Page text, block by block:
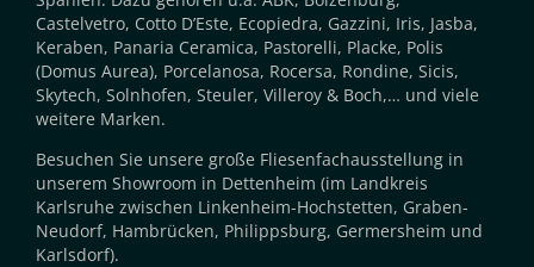
Castelvetro, Cotto D’Este, Ecopiedra, Gazzini, Iris, Jasba,
Keraben, Panaria Ceramica, Pastorelli, Placke, Polis
(Domus Aurea), Porcelanosa, Rocersa, Rondine, Sicis,
Skytech, Solnhofen, Steuler, Villeroy & Boch,… und viele
weitere Marken.
Besuchen Sie unsere große Fliesenfachausstellung in
unserem Showroom in Dettenheim (im Landkreis
Karlsruhe zwischen Linkenheim-Hochstetten, Graben-
Neudorf, Hambrücken, Philippsburg, Germersheim und
Karlsdorf).